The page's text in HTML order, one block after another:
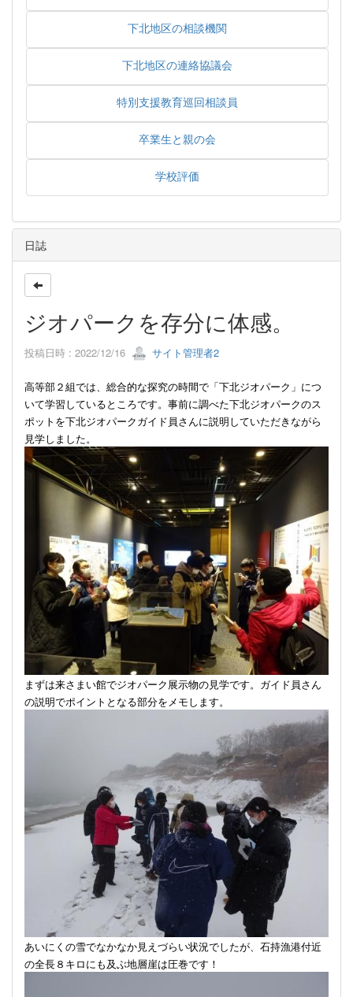
下北地区の相談機関
下北地区の連絡協議会
特別支援教育巡回相談員
卒業生と親の会
学校評価
日誌
ジオパークを存分に体感。
投稿日時 : 2022/12/16 サイト管理者2
高等部２組では、総合的な探究の時間で「下北ジオパーク」につ
いて学習しているところです。事前に調べた下北ジオパークのス
ポットを下北ジオパークガイド員さんに説明していただきながら
見学しました。
まずは来さまい館でジオパーク展示物の見学です。ガイド員さん
の説明でポイントとなる部分をメモします。
あいにくの雪でなかなか見えづらい状況でしたが、石持漁港付近
の全長８キロにも及ぶ地層崖は圧巻です！